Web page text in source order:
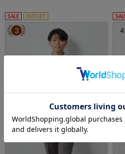
SALE OUTLET
3 4